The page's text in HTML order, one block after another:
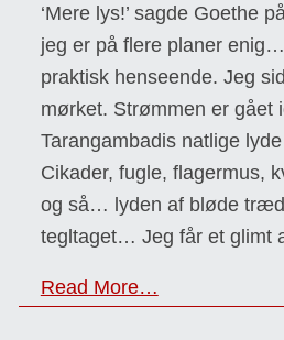
‘Mere lys!’ sagde Goethe
jeg er på flere planer
praktisk henseende. Jeg
mørket. Strømmen er gået
Tarangambadis natlige
Cikader, fugle, flagermus,
og så… lyden af bløde
tegltaget… Jeg får et glimt
Read More…